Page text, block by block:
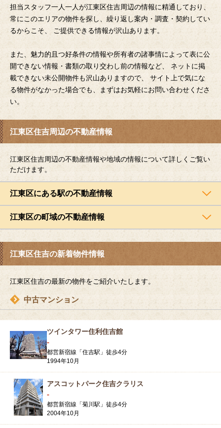
担当スタッフ一人一人が江東区住吉周辺の情報に精通しており、
常にこのエリアの物件を探し、繰り返し案内・調査・契約してい
るからこそ、 ご提供できる情報が沢山あります。
また、魅力的且つ好条件の情報や所有者の諸事情によって表に公
開できない情報・書類の取り交わし前の情報など、 ネットに掲
載できない未公開物件も沢山ありますので、 サイト上で気にな
る物件がなかった場合でも、まずはお気軽にお問い合わせくださ
い。
江東区住吉周辺の不動産情報
江東区住吉周辺の不動産情報や地域の情報について詳しくご覧い
ただけます。
江東区にある駅の不動産情報
江東区の町域の不動産情報
江東区住吉の新着物件情報
江東区住吉の最新の物件をご紹介いたします。
中古マンション
ツインタワー住利住吉館
-
都営新宿線「住吉駅」徒歩4分
1994年10月
アスコットパーク住吉クラリス
-
都営新宿線「菊川駅」徒歩4分
2004年10月